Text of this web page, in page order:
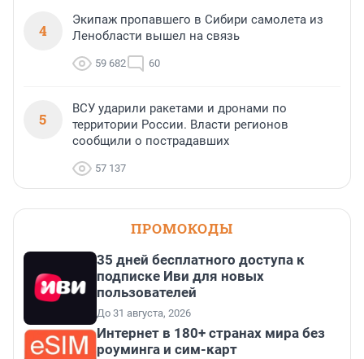
4
Экипаж пропавшего в Сибири самолета из
Ленобласти вышел на связь
59 682 60
5
ВСУ ударили ракетами и дронами по
территории России. Власти регионов
сообщили о пострадавших
57 137
ПРОМОКОДЫ
35 дней бесплатного доступа к
подписке Иви для новых
пользователей
До 31 августа, 2026
Интернет в 180+ странах мира без
роуминга и сим-карт